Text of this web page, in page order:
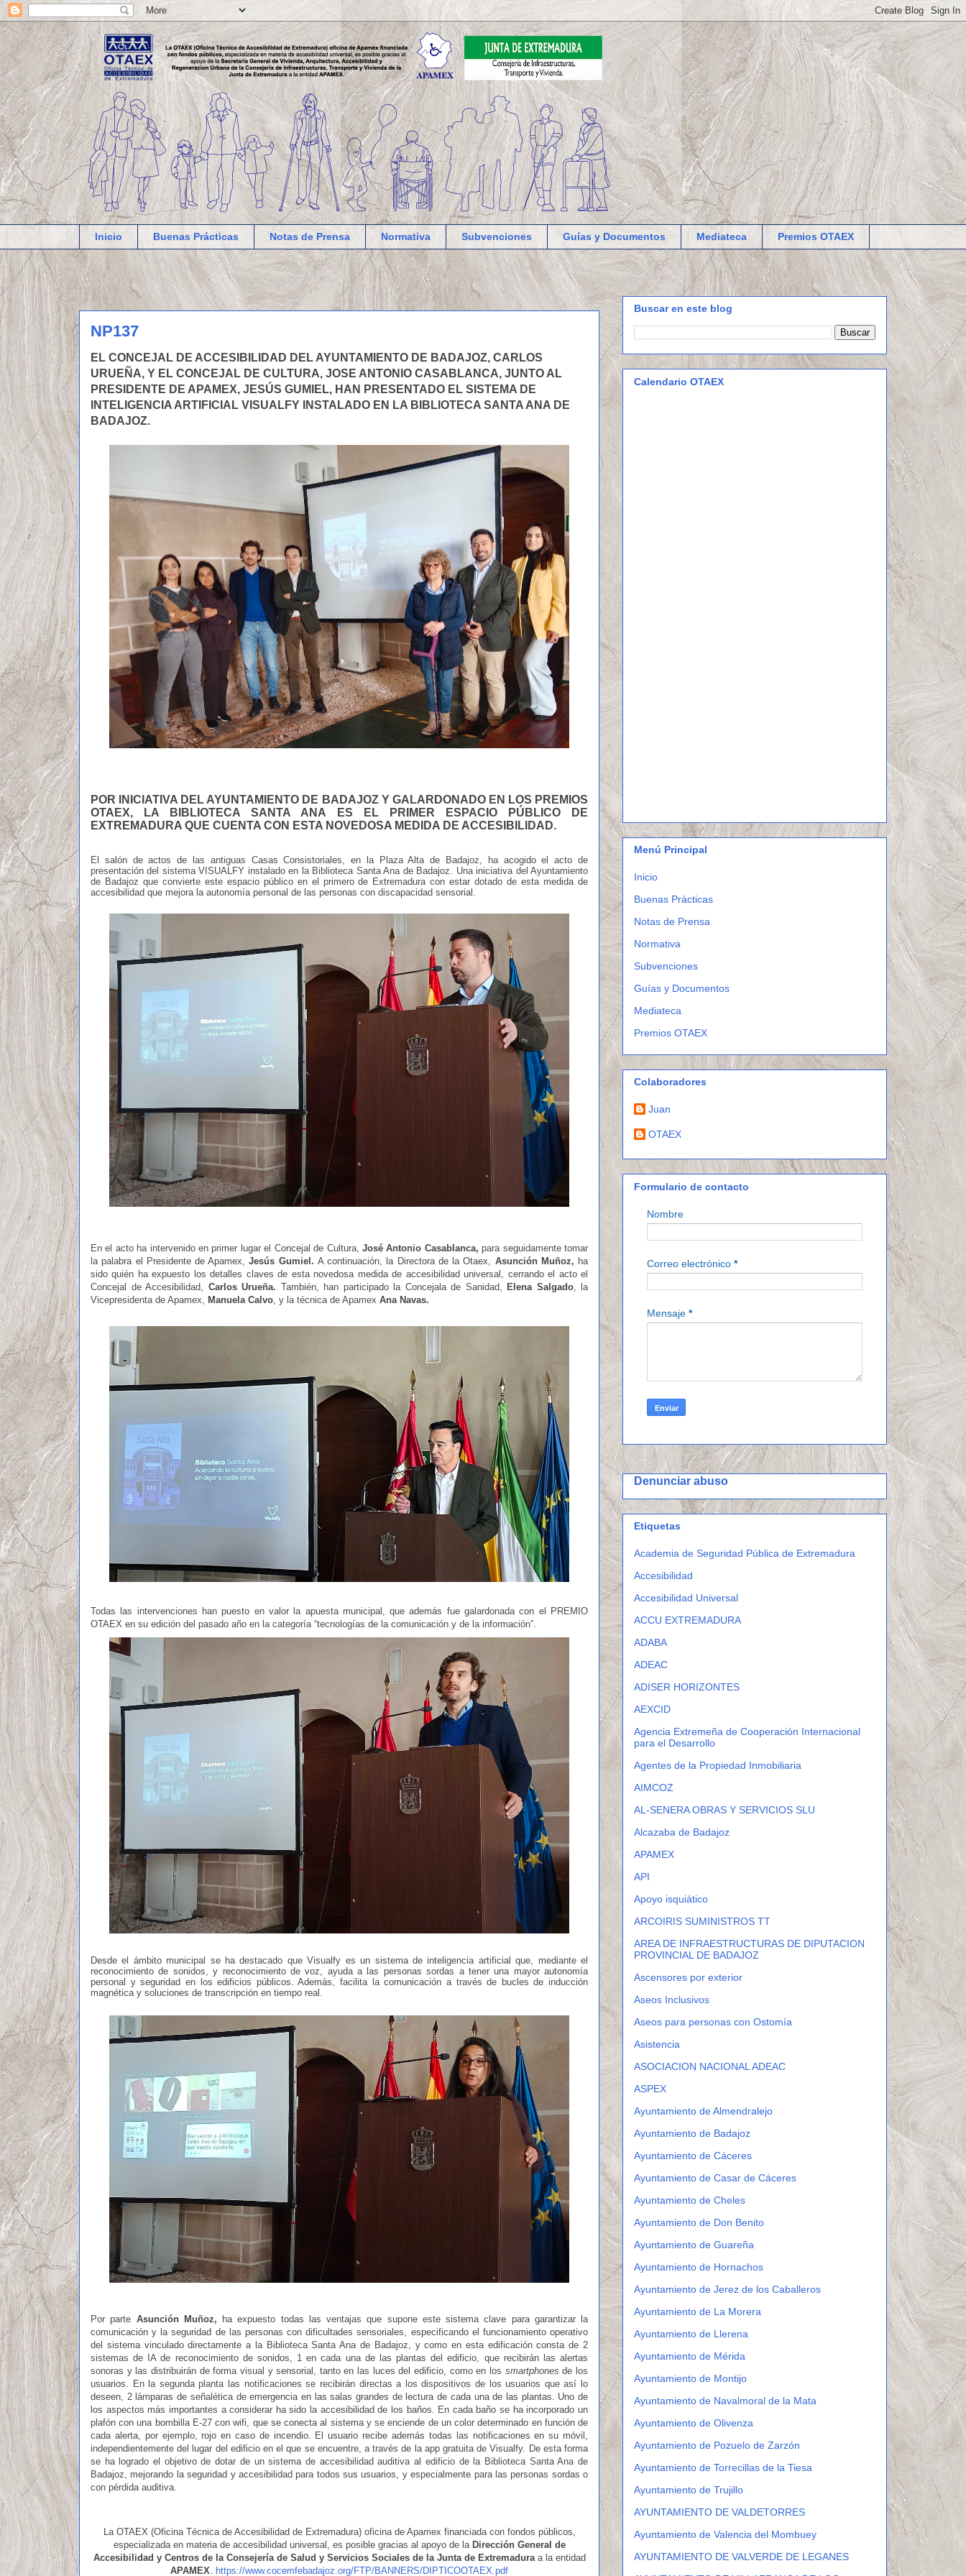
Inicio Buenas Prácticas Notas de Prensa Normativa Subvenciones Guías y Documentos Mediateca Premios OTAEX
NP137
EL CONCEJAL DE ACCESIBILIDAD DEL AYUNTAMIENTO DE BADAJOZ, CARLOS
URUEÑA, Y EL CONCEJAL DE CULTURA, JOSE ANTONIO CASABLANCA, JUNTO AL
PRESIDENTE DE APAMEX, JESÚS GUMIEL, HAN PRESENTADO EL SISTEMA DE
INTELIGENCIA ARTIFICIAL VISUALFY INSTALADO EN LA BIBLIOTECA SANTA ANA DE
BADAJOZ.
POR INICIATIVA DEL AYUNTAMIENTO DE BADAJOZ Y GALARDONADO EN LOS PREMIOS
OTAEX, LA BIBLIOTECA SANTA ANA ES EL PRIMER ESPACIO PÚBLICO DE
EXTREMADURA QUE CUENTA CON ESTA NOVEDOSA MEDIDA DE ACCESIBILIDAD.
El salón de actos de las antiguas Casas Consistoriales, en la Plaza Alta de Badajoz, ha acogido el acto de
presentación del sistema VISUALFY instalado en la Biblioteca Santa Ana de Badajoz. Una iniciativa del Ayuntamiento
de Badajoz que convierte este espacio público en el primero de Extremadura con estar dotado de esta medida de
accesibilidad que mejora la autonomía personal de las personas con discapacidad sensorial.
En el acto ha intervenido en primer lugar el Concejal de Cultura, José Antonio Casablanca,para seguidamente tomar
la palabra el Presidente de Apamex,Jesús Gumiel. A continuación, la Directora de la Otaex, Asunción Muñoz, ha
sido quién ha expuesto los detalles claves de esta novedosa medida de accesibilidad universal, cerrando el acto el
Concejal de Accesibilidad, Carlos Urueña. También, han participado la Concejala de Sanidad, Elena Salgado, la
Vicepresidenta de Apamex,
Manuela Calvo , y la técnica de Apamex Ana Navas.
Todas las intervenciones han puesto en valor la apuesta municipal, que además fue galardonada con el PREMIO
OTAEX en su edición del pasado año en la categoría “tecnologías de la comunicación y de la información”.
Desde el ámbito municipal se ha destacado queVisualfy es un sistema de inteligencia artificial que, mediante el
reconocimiento de sonidos, y reconocimiento de voz, ayuda a las personas sordas a tener una mayor autonomía
personal y seguridad en los edificios públicos. Además, facilita la comunicación a través de bucles de inducción
magnética y soluciones de transcripción en tiempo real.
Por parte Asunción Muñoz, ha expuesto todas las ventajas que supone este sistema clave para garantizar la
comunicación y la seguridad de las personas con dificultades sensoriales, especificando el funcionamiento operativo
del sistema vinculado directamente a la Biblioteca Santa Ana de Badajoz, y como en esta edificación consta de 2
sistemas de IA de reconocimiento de sonidos, 1 en cada una de las plantas del edificio, que recibirán las alertas
sonoras y las distribuirán de forma visual y sensorial, tanto en las luces del edificio, como en los smartphones de los
usuarios. En la segunda planta las notificaciones se recibirán directas a los dispositivos de los usuarios que así lo
deseen, 2 lámparas de señalética de emergencia en las salas grandes de lectura de cada una de las plantas. Uno de
los aspectos más importantes a considerar ha sido la accesibilidad de los baños. En cada baño se ha incorporado un
plafón con una bombilla E-27 con wifi, que se conecta al sistema y se enciende de un color determinado en función de
cada alerta, por ejemplo, rojo en caso de incendio. El usuario recibe además todas las notificaciones en su móvil,
independientemente del lugar del edificio en el que se encuentre, a través de la app gratuita de Visualfy. De esta forma
se ha logrado el objetivo de dotar de un sistema de accesibilidad auditiva al edificio de la Biblioteca Santa Ana de
Badajoz, mejorando la seguridad y accesibilidad para todos sus usuarios, y especialmente para las personas sordas o
con pérdida auditiva.
La OTAEX (Oficina Técnica de Accesibilidad de Extremadura) oficina de Apamex financiada con fondos públicos,
especializada en materia de accesibilidad universal, es posible gracias al apoyo de la Dirección General de
Accesibilidad y Centros de la Consejería de Salud y Servicios Sociales de la Junta de Extremaduraa la entidad
APAMEX
https://www.cocemfebadajoz.org/FTP/BANNERS/DIPTICOOTAEX.pdf
Buscar en este blog
Calendario OTAEX
Menú Principal
Inicio
Buenas Prácticas
Notas de Prensa
Normativa
Subvenciones
Guías y Documentos
Mediateca
Premios OTAEX
Colaboradores
Juan
OTAEX
Formulario de contacto
Nombre
Correo electrónico *
Mensaje *
Denunciar abuso
Etiquetas
Academia de Seguridad Pública de Extremadura
Accesibilidad
Accesibilidad Universal
ACCU EXTREMADURA
ADABA
ADEAC
ADISER HORIZONTES
AEXCID
Agencia Extremeña de Cooperación Internacional
para el Desarrollo
Agentes de la Propiedad Inmobiliaria
AIMCOZ
AL-SENERA OBRAS Y SERVICIOS SLU
Alcazaba de Badajoz
APAMEX
API
Apoyo isquiático
ARCOIRIS SUMINISTROS TT
AREA DE INFRAESTRUCTURAS DE DIPUTACION
PROVINCIAL DE BADAJOZ
Ascensores por exterior
Aseos Inclusivos
Aseos para personas con Ostomía
Asistencia
ASOCIACION NACIONAL ADEAC
ASPEX
Ayuntamiento de Almendralejo
Ayuntamiento de Badajoz
Ayuntamiento de Cáceres
Ayuntamiento de Casar de Cáceres
Ayuntamiento de Cheles
Ayuntamiento de Don Benito
Ayuntamiento de Guareña
Ayuntamiento de Hornachos
Ayuntamiento de Jerez de los Caballeros
Ayuntamiento de La Morera
Ayuntamiento de Llerena
Ayuntamiento de Mérida
Ayuntamiento de Montijo
Ayuntamiento de Navalmoral de la Mata
Ayuntamiento de Olivenza
Ayuntamiento de Pozuelo de Zarzón
Ayuntamiento de Torrecillas de la Tiesa
Ayuntamiento de Trujillo
AYUNTAMIENTO DE VALDETORRES
Ayuntamiento de Valencia del Mombuey
AYUNTAMIENTO DE VALVERDE DE LEGANES